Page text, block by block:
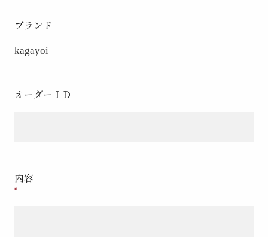
ブランド
kagayoi
オーダーＩＤ
内容